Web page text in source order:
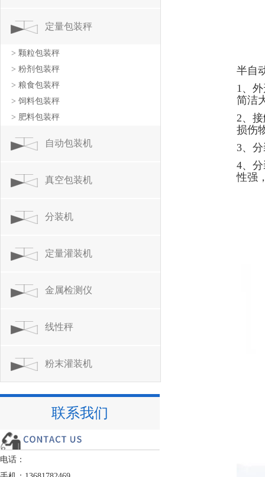
半自
1、
简洁
2、
损伤
3、
4、
性强
定量包装秤
> 颗粒包装秤
> 粉剂包装秤
> 粮食包装秤
> 饲料包装秤
> 肥料包装秤
自动包装机
真空包装机
分装机
定量灌装机
金属检测仪
线性秤
粉末灌装机
联系我们
电话：